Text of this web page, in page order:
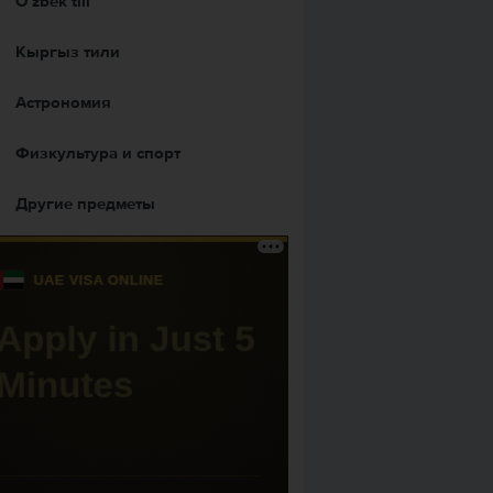
Кыргыз тили
Астрономия
Физкультура и спорт
Другие предметы